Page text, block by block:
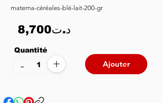
materna-céréales-blé-lait-200-gr
8,700د.ت
Quantité
+
- Ajouter